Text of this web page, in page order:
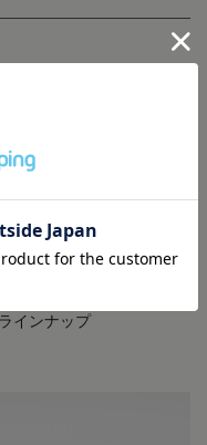
)
インナップ